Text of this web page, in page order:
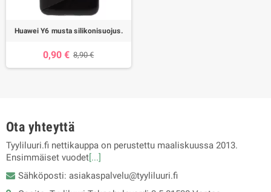
Huawei Y6 musta silikonisuojus.
0,90 € 8,90 €
Ota yhteyttä
Tyyliluuri.fi nettikauppa on perustettu maaliskuussa 2013.
Ensimmäiset vuodet[...]
Sähköposti: asiakaspalvelu@tyyliluuri.fi